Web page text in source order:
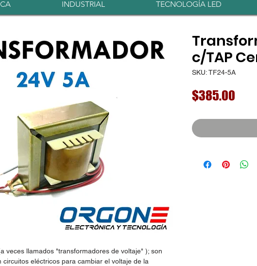
INDUSTRIAL TECNOLOGÍA LED
veces llamados "transformadores de voltaje" ); son
circuitos eléctricos para cambiar el voltaje de la
c/TAP
SKU: TF24-5A
$385.00